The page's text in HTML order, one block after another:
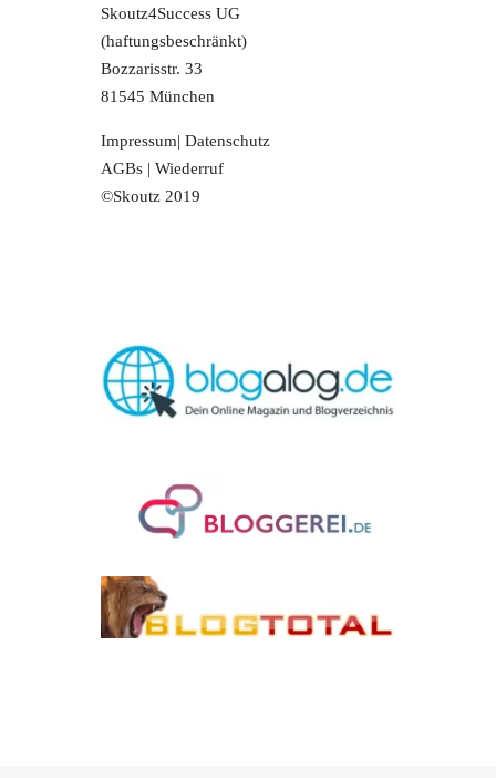
Skoutz4Success UG
(haftungsbeschränkt)
Bozzarisstr. 33
81545 München
Impressum|Datenschutz
AGBs |Wiederruf
©Skoutz 2019